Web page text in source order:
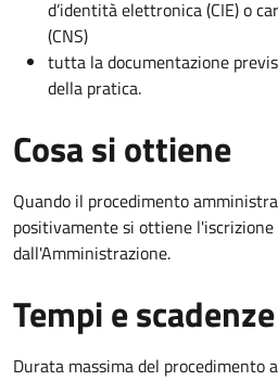
d’identità elettronica (CIE) o
(CNS)
tutta la documentazione
della pratica.
Cosa si ottiene
Quando il procedimento
positivamente si ottiene
dall'Amministrazione.
Tempi e scadenze
Durata massima del procedimento